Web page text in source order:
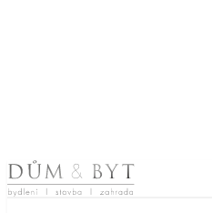
Skip to content